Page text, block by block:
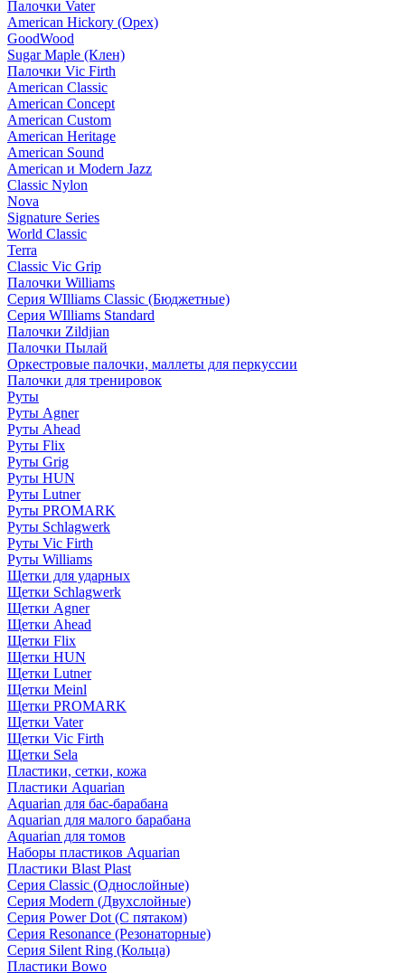
Палочки Vater
American Hickory (Орех)
GoodWood
Sugar Maple (Клен)
Палочки Vic Firth
American Classic
American Concept
American Custom
American Heritage
American Sound
American и Modern Jazz
Classic Nylon
Nova
Signature Series
World Classic
Terra
Classic Vic Grip
Палочки Williams
Серия WIlliams Classic (Бюджетные)
Серия WIlliams Standard
Палочки Zildjian
Палочки Пылай
Оркестровые палочки, маллеты для перкуссии
Палочки для тренировок
Руты
Руты Agner
Руты Ahead
Руты Flix
Руты Grig
Руты HUN
Руты Lutner
Руты PROMARK
Руты Schlagwerk
Руты Vic Firth
Руты Williams
Щетки для ударных
Щетки Schlagwerk
Щетки Agner
Щетки Ahead
Щетки Flix
Щетки HUN
Щетки Lutner
Щетки Meinl
Щетки PROMARK
Щетки Vater
Щетки Vic Firth
Щетки Sela
Пластики, сетки, кожа
Пластики Aquarian
Aquarian для бас-барабана
Aquarian для малого барабана
Aquarian для томов
Наборы пластиков Aquarian
Пластики Blast Plast
Серия Classic (Однослойные)
Серия Modern (Двухслойные)
Серия Power Dot (С пятаком)
Серия Resonance (Резонаторные)
Серия Silent Ring (Кольца)
Пластики Bowo